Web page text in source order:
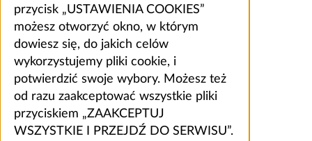
przycisk „USTAWIENIA COOKIES”
możesz otworzyć okno, w którym
dowiesz się, do jakich celów
wykorzystujemy pliki cookie, i
potwierdzić swoje wybory. Możesz też
od razu zaakceptować wszystkie pliki
przyciskiem „ZAAKCEPTUJ
WSZYSTKIE I PRZEJDŹ DO SERWISU”.